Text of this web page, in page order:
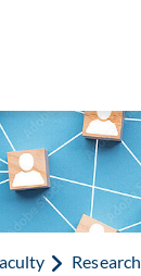
Research